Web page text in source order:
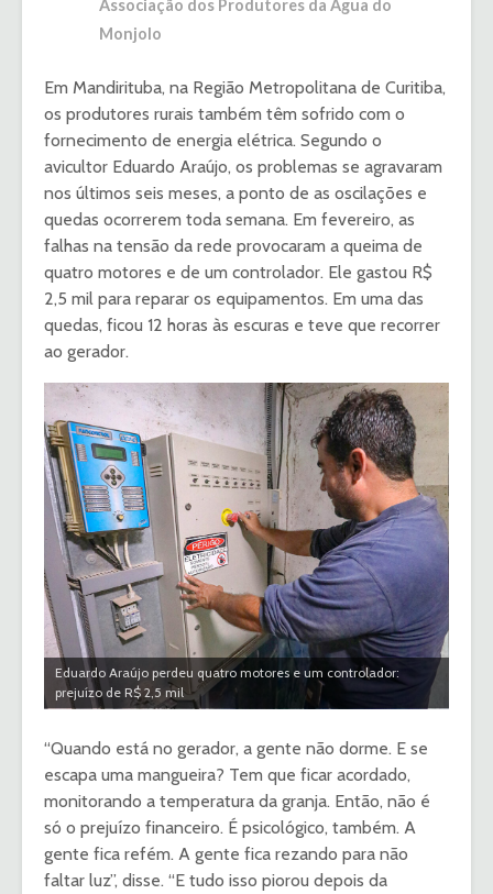
Associação dos Produtores da Água do
Monjolo
Em Mandirituba, na Região Metropolitana de Curitiba,
os produtores rurais também têm sofrido com o
fornecimento de energia elétrica. Segundo o
avicultor Eduardo Araújo, os problemas se agravaram
nos últimos seis meses, a ponto de as oscilações e
quedas ocorrerem toda semana. Em fevereiro, as
falhas na tensão da rede provocaram a queima de
quatro motores e de um controlador. Ele gastou R$
2,5 mil para reparar os equipamentos. Em uma das
quedas, ficou 12 horas às escuras e teve que recorrer
ao gerador.
Eduardo Araújo perdeu quatro motores e um controlador:
prejuízo de R$ 2,5 mil
“Quando está no gerador, a gente não dorme. E se
escapa uma mangueira? Tem que ficar acordado,
monitorando a temperatura da granja. Então, não é
só o prejuízo financeiro. É psicológico, também. A
gente fica refém. A gente fica rezando para não
faltar luz”, disse. “E tudo isso piorou depois da